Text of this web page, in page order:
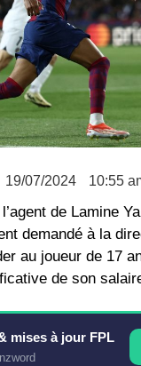
19/07/2024 10:55
de Lamine
demandé à la
au joueur de 17
de son
mises à jour FPL